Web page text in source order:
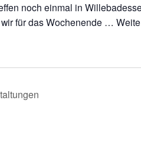
noch einmal in
für das Wochenende …